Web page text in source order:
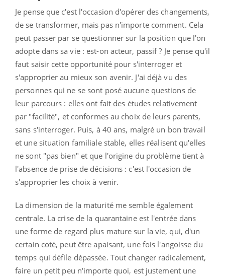
Je pense que c'est l'occasion d'opérer des changements,
de se transformer, mais pas n'importe comment. Cela
peut passer par se questionner sur la position que l'on
adopte dans sa vie : est-on acteur, passif ? Je pense qu'il
faut saisir cette opportunité pour s'interroger et
s'approprier au mieux son avenir. J'ai déjà vu des
personnes qui ne se sont posé aucune questions de
leur parcours : elles ont fait des études relativement
par "facilité", et conformes au choix de leurs parents,
sans s'interroger. Puis, à 40 ans, malgré un bon travail
et une situation familiale stable, elles réalisent qu'elles
ne sont "pas bien" et que l'origine du problème tient à
l'absence de prise de décisions : c'est l'occasion de
s'approprier les choix à venir.
La dimension de la maturité me semble également
centrale. La crise de la quarantaine est l'entrée dans
une forme de regard plus mature sur la vie, qui, d'un
certain coté, peut être apaisant, une fois l'angoisse du
temps qui défile dépassée. Tout changer radicalement,
faire un petit peu n'importe quoi, est justement une